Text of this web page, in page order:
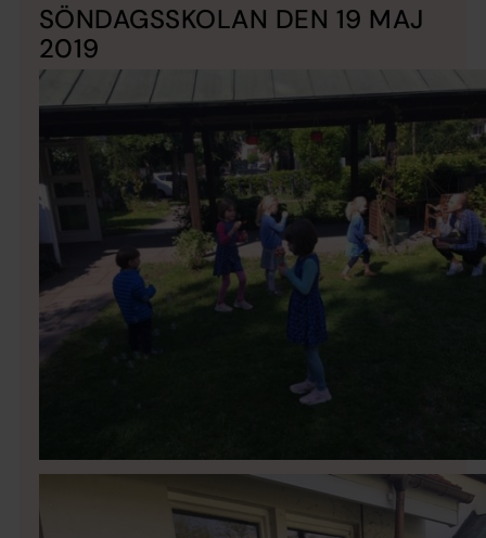
SÖNDAGSSKOLAN DEN 19 MAJ
2019